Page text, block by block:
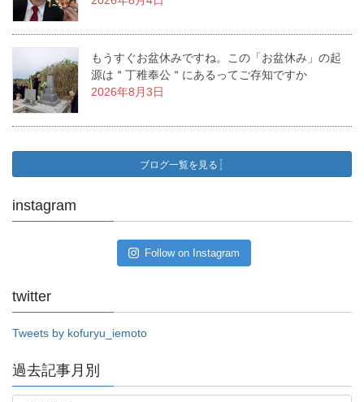
もうすぐお盆休みですね。この「お盆休み」の起
源は＂丁稚奉公＂にあるってご存知ですか
2026年8月3日
ブログ一覧を見る
instagram
Follow on Instagram
twitter
Tweets by kofuryu_iemoto
過去記事月別
過